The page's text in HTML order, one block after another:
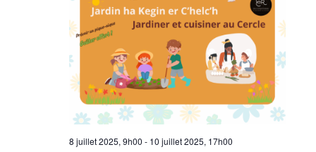
8 juillet 2025, 9h00 - 10 juillet 2025, 17h00